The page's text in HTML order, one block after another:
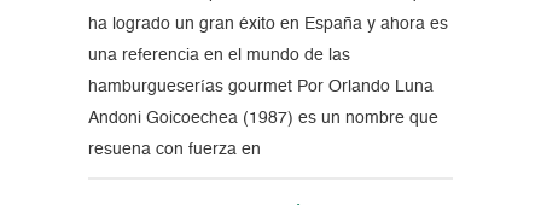
ha logrado un gran éxito en España y ahora es
una referencia en el mundo de las
hamburgueserías gourmet Por Orlando Luna
Andoni Goicoechea (1987) es un nombre que
resuena con fuerza en